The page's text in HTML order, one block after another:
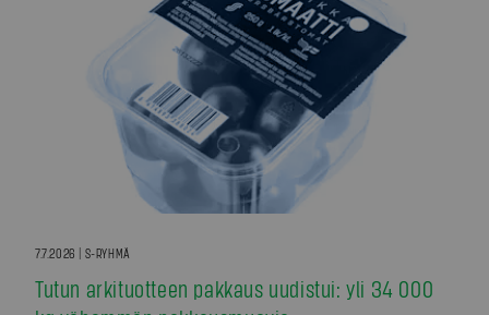
7.7.2026 | S-RYHMÄ
Tutun arkituotteen pakkaus uudistui: yli 34 000